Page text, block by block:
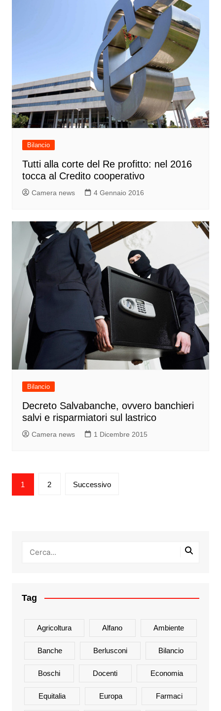
Bilancio
Tutti alla corte del Re profitto: nel 2016
tocca al Credito cooperativo
Camera news 4 Gennaio 2016
Bilancio
Decreto Salvabanche, ovvero banchieri
salvi e risparmiatori sul lastrico
Camera news 1 Dicembre 2015
Paginazione
degli
1 2 Successivo
Tag
Agricoltura Alfano Ambiente
Banche Berlusconi Bilancio
Boschi Docenti Economia
Equitalia Europa Farmaci